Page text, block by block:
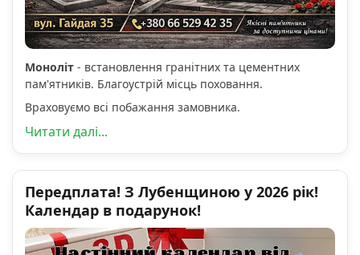
Моноліт - встановлення гранітних та цементних
пам'ятників. Благоустрій місць поховання.
Враховуємо всі побажання замовника.
Читати далі...
Передплата! З Лубенщиною у 2026 рік!
Календар в подарунок!